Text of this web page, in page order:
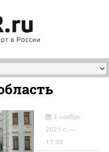
3 ноября
2021 г. —
17:30